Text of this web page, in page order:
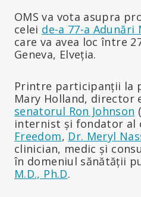
OMS va vota asupra
celei de-a 77-a Adunări
care va avea loc între
Geneva, Elveția.
Printre participanții la
Mary Holland, director
senatorul Ron Johnson
internist și fondator al
Freedom, Dr. Meryl
clinician, medic și
în domeniul sănătății
M.D., Ph.D.